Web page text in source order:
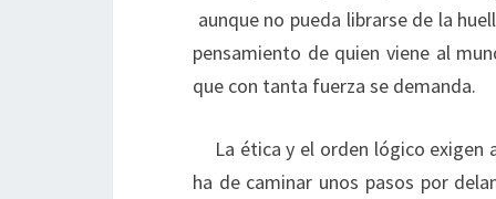
aunque no pueda librarse de la
pensamiento de quien viene al
que con tanta fuerza se demanda.
La ética y el orden lógico exigen
ha de caminar unos pasos por